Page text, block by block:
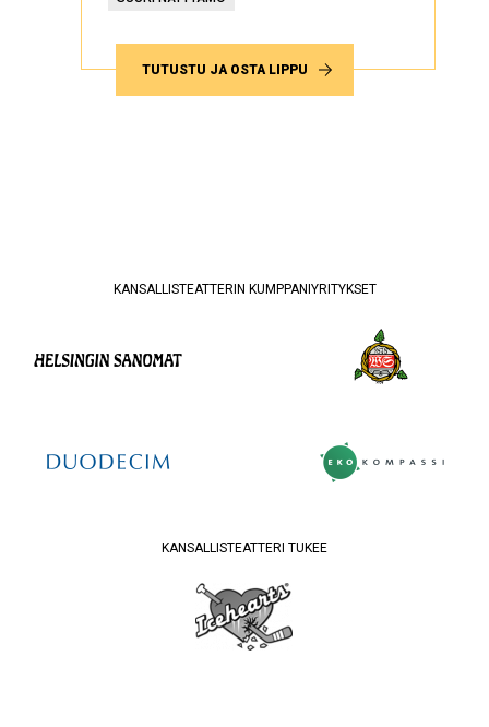
TUTUSTU JA OSTA LIPPU
KANSALLISTEATTERIN KUMPPANIYRITYKSET
KANSALLISTEATTERI TUKEE